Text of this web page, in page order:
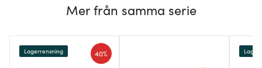
Mer från samma serie
40%
Lagerrensning